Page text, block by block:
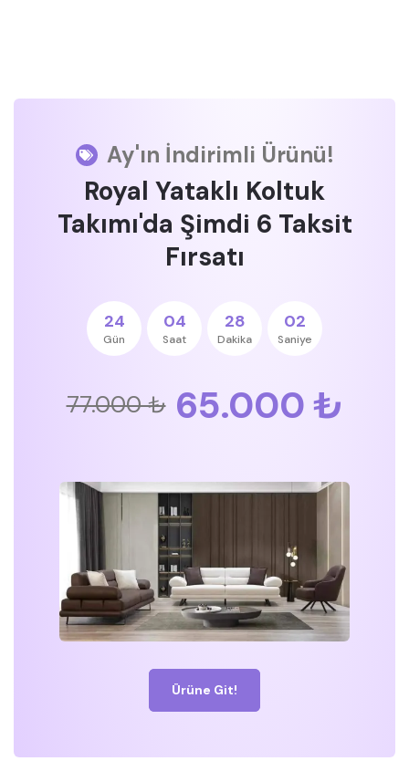
Ay'ın İndirimli Ürünü!
Royal Yataklı Koltuk
Takımı'da Şimdi 6 Taksit
Fırsatı
24
Gün
04
Saat
28
Dakika
02
Saniye
77.000 ₺ 65.000 ₺
Ürüne Git!